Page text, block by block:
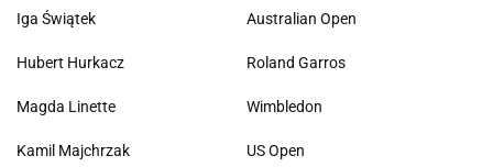
Iga Świątek
Hubert Hurkacz
Magda Linette
Kamil Majchrzak
Australian Open
Roland Garros
Wimbledon
US Open